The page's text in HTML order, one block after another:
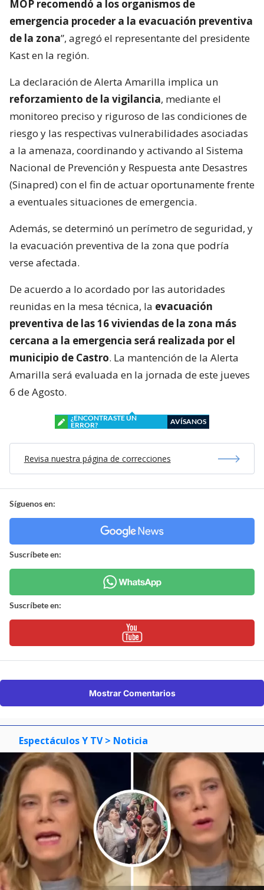
MOP recomendó a los organismos de
emergencia proceder a la evacuación preventiva
de la zona”, agregó el representante del presidente
Kast en la región.
La declaración de Alerta Amarilla implica un
reforzamiento de la vigilancia, mediante el
monitoreo preciso y riguroso de las condiciones de
riesgo y las respectivas vulnerabilidades asociadas
a la amenaza, coordinando y activando al Sistema
Nacional de Prevención y Respuesta ante Desastres
(Sinapred) con el fin de actuar oportunamente frente
a eventuales situaciones de emergencia.
Además, se determinó un perímetro de seguridad, y
la evacuación preventiva de la zona que podría
verse afectada.
De acuerdo a lo acordado por las autoridades
reunidas en la mesa técnica, la evacuación
preventiva de las 16 viviendas de la zona más
cercana a la emergencia será realizada por el
municipio de Castro. La mantención de la Alerta
Amarilla será evaluada en la jornada de este jueves
6 de Agosto.
¿ENCONTRASTE UN
ERROR?
AVÍSANOS
Revisa nuestra página de correcciones
Síguenos en:
Suscríbete en:
Suscríbete en:
Mostrar Comentarios
Espectáculos Y TV > Noticia